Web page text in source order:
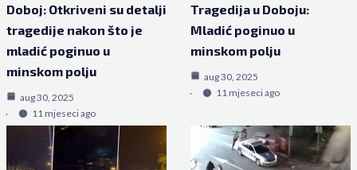
Doboj: Otkriveni su detalji
tragedije nakon što je
mladić poginuo u
minskom polju
aug 30, 2025
11 mjeseci ago
Tragedija u Doboju:
Mladić poginuo u
minskom polju
aug 30, 2025
11 mjeseci ago